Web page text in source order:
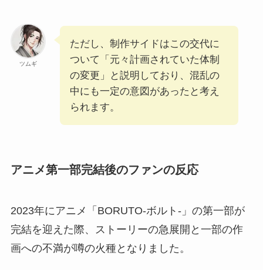
ツムギ
ただし、制作サイドはこの交代に
ついて「元々計画されていた体制
の変更」と説明しており、混乱の
中にも一定の意図があったと考え
られます。
アニメ第一部完結後のファンの反応
2023年にアニメ「BORUTO-ボルト-」の第一部が
完結を迎えた際、ストーリーの急展開と一部の作
画への不満が噂の火種となりました。